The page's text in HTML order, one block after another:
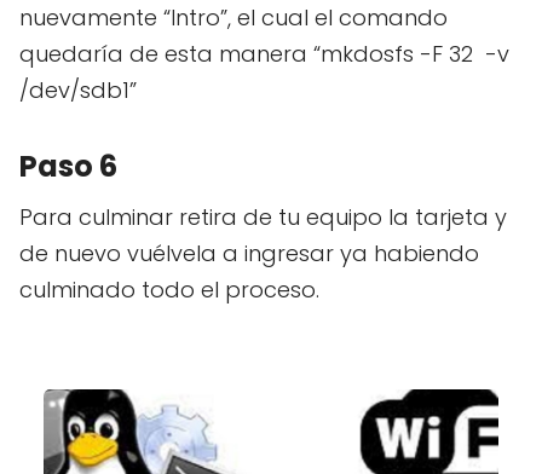
nuevamente “Intro”, el cual el comando
quedaría de esta manera “mkdosfs -F 32 -v
/dev/sdb1”
Paso 6
Para culminar retira de tu equipo la tarjeta y
de nuevo vuélvela a ingresar ya habiendo
culminado todo el proceso.